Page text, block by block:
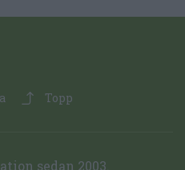
Topp
sedan 2003.